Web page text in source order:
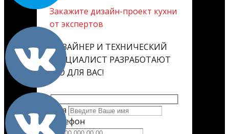
Закажите дизайн-проект кухни
от экспертов
ДИЗАЙНЕР И ТЕХНИЧЕСКИЙ
СПЕЦИАЛИСТ РАЗРАБОТАЮТ
ЕГО ДЛЯ ВАС!
Имя
Телефон